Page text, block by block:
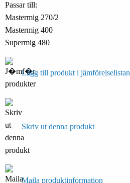
Passar till:
Mastermig 270/2
Mastermig 400
Supermig 480
Lägg till produkt i jämförelselistan
Skriv ut denna produkt
Maila produktinformation